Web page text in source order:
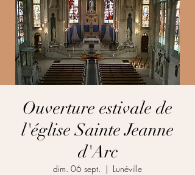
Ouverture estivale de
l'église Sainte Jeanne
d'Arc
dim. 06 sept.
  |
Lunéville